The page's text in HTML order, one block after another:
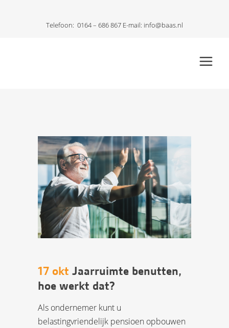
Telefoon: 0164 – 686 867 E-mail: info@baas.nl
17 okt Jaarruimte benutten,
hoe werkt dat?
Als ondernemer kunt u
belastingvriendelijk pensioen opbouwen